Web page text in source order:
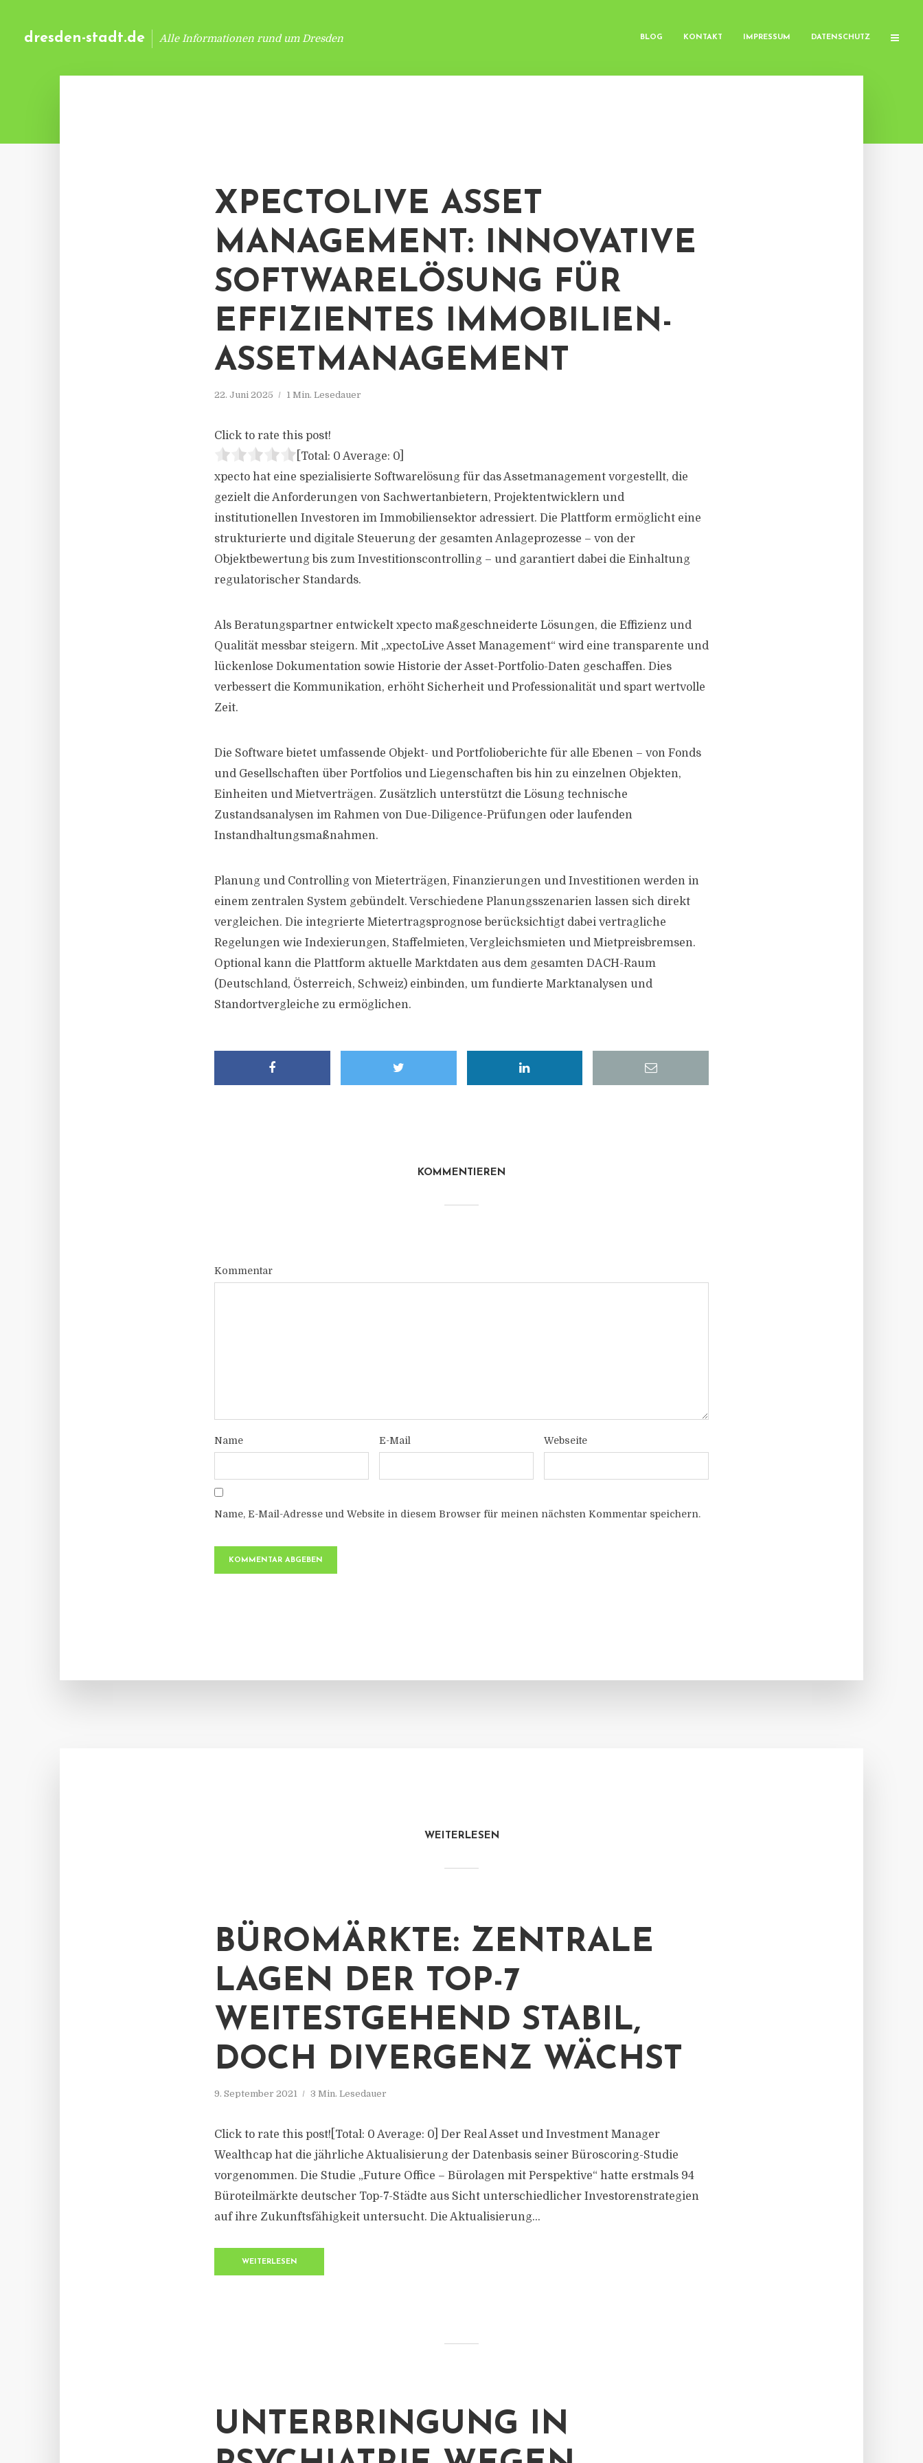
dresden-stadt.de Alle Informationen rund um Dresden BLOG KONTAKT IMPRESSUM DATENSCHUTZ
XPECTOLIVE ASSET
MANAGEMENT: INNOVATIVE
SOFTWARELÖSUNG FÜR
EFFIZIENTES IMMOBILIEN-
ASSETMANAGEMENT
22. Juni 2025 1 Min. Lesedauer
Click to rate this post!
[Total: 0 Average: 0
xpecto hat eine spezialisierte Softwarelösung für das Assetmanagement vorgestellt, die
gezielt die Anforderungen von Sachwertanbietern, Projektentwicklern und
institutionellen Investoren im Immobiliensektor adressiert. Die Plattform ermöglicht eine
strukturierte und digitale Steuerung der gesamten Anlageprozesse – von der
Objektbewertung bis zum Investitionscontrolling – und garantiert dabei die Einhaltung
regulatorischer Standards.
Als Beratungspartner entwickelt xpecto maßgeschneiderte Lösungen, die Effizienz und
Qualität messbar steigern. Mit „xpectoLive Asset Management“ wird eine transparente und
lückenlose Dokumentation sowie Historie der Asset-Portfolio-Daten geschaffen. Dies
verbessert die Kommunikation, erhöht Sicherheit und Professionalität und spart wertvolle
Zeit.
Die Software bietet umfassende Objekt- und Portfolioberichte für alle Ebenen – von Fonds
und Gesellschaften über Portfolios und Liegenschaften bis hin zu einzelnen Objekten,
Einheiten und Mietverträgen. Zusätzlich unterstützt die Lösung technische
Zustandsanalysen im Rahmen von Due-Diligence-Prüfungen oder laufenden
Instandhaltungsmaßnahmen.
Planung und Controlling von Mieterträgen, Finanzierungen und Investitionen werden in
einem zentralen System gebündelt. Verschiedene Planungsszenarien lassen sich direkt
vergleichen. Die integrierte Mietertragsprognose berücksichtigt dabei vertragliche
Regelungen wie Indexierungen, Staffelmieten, Vergleichsmieten und Mietpreisbremsen.
Optional kann die Plattform aktuelle Marktdaten aus dem gesamten DACH-Raum
(Deutschland, Österreich, Schweiz) einbinden, um fundierte Marktanalysen und
Standortvergleiche zu ermöglichen.
KOMMENTIEREN
Kommentar
Name E-Mail Webseite
Name, E-Mail-Adresse und Website in diesem Browser für meinen nächsten Kommentar speichern.
WEITERLESEN
BÜROMÄRKTE: ZENTRALE
LAGEN DER TOP-7
WEITESTGEHEND STABIL,
DOCH DIVERGENZ WÄCHST
9. September 2021 3 Min. Lesedauer
Click to rate this post![Total: 0 Average: 0] Der Real Asset und Investment Manager
Wealthcap hat die jährliche Aktualisierung der Datenbasis seiner Büroscoring-Studie
vorgenommen. Die Studie „Future Office – Bürolagen mit Perspektive“ hatte erstmals 94
Büroteilmärkte deutscher Top-7-Städte aus Sicht unterschiedlicher Investorenstrategien
auf ihre Zukunftsfähigkeit untersucht. Die Aktualisierung...
WEITERLESEN
UNTERBRINGUNG IN